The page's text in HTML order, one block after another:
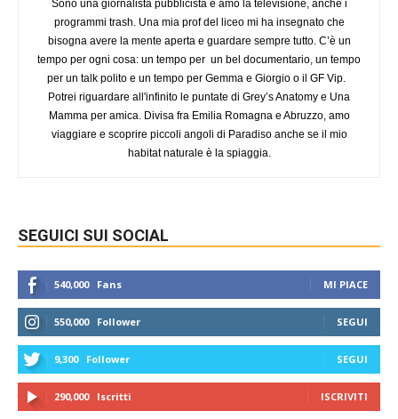
Sono una giornalista pubblicista e amo la televisione, anche i
programmi trash. Una mia prof del liceo mi ha insegnato che
bisogna avere la mente aperta e guardare sempre tutto. C’è un
tempo per ogni cosa: un tempo per un bel documentario, un tempo
per un talk polito e un tempo per Gemma e Giorgio o il GF Vip.
Potrei riguardare all'infinito le puntate di Grey’s Anatomy e Una
Mamma per amica. Divisa fra Emilia Romagna e Abruzzo, amo
viaggiare e scoprire piccoli angoli di Paradiso anche se il mio
habitat naturale è la spiaggia.
SEGUICI SUI SOCIAL
540,000 Fans MI PIACE
550,000 Follower SEGUI
9,300 Follower SEGUI
290,000 Iscritti ISCRIVITI